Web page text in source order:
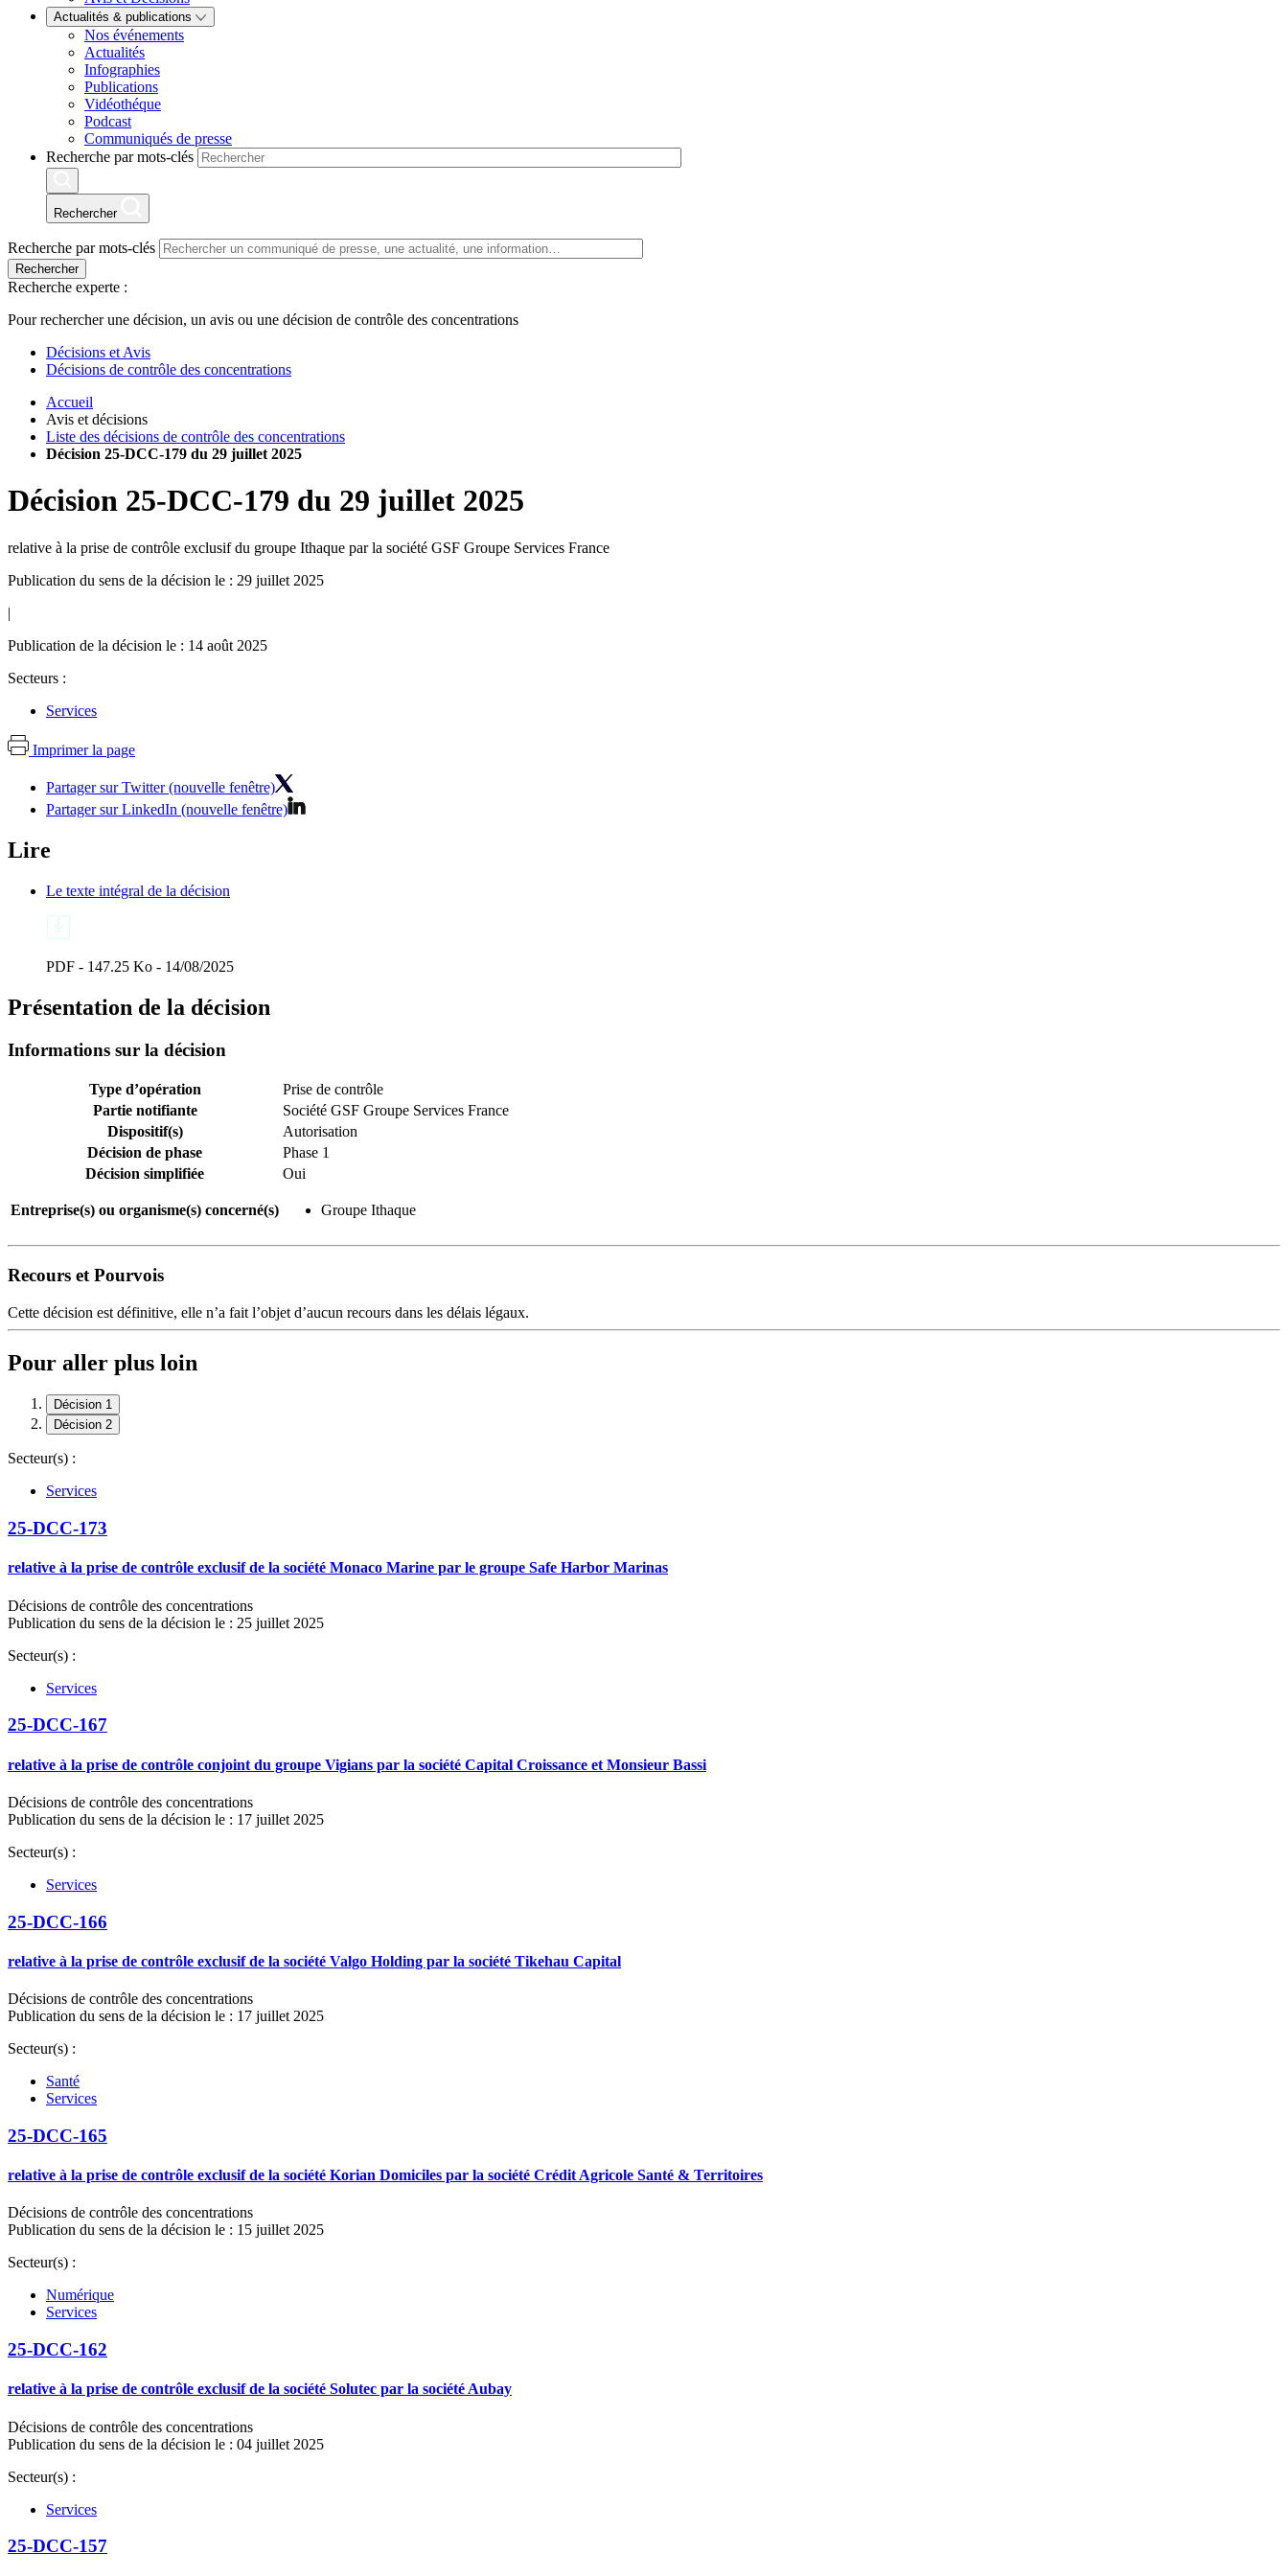
Actualités & publications
Nos événements
Actualités
Infographies
Publications
Vidéothéque
Podcast
Communiqués de presse
Recherche par mots-clés
Rechercher
Recherche par mots-clés
Rechercher
Recherche experte :
Pour rechercher une décision, un avis ou une décision de contrôle des concentrations
Décisions et Avis
Décisions de contrôle des concentrations
Accueil
Avis et décisions
Liste des décisions de contrôle des concentrations
Décision 25-DCC-179 du 29 juillet 2025
Décision 25-DCC-179 du 29 juillet 2025
relative à la prise de contrôle exclusif du groupe Ithaque par la société GSF Groupe Services France
Publication du sens de la décision le : 29 juillet 2025
|
Publication de la décision le : 14 août 2025
Secteurs :
Services
Imprimer la page
Partager sur Twitter (nouvelle fenêtre)
Partager sur LinkedIn (nouvelle fenêtre)
Lire
Le texte intégral de la décision
PDF - 147.25 Ko - 14/08/2025
Présentation de la décision
Informations sur la décision
Type d’opération
Prise de contrôle
Partie notifiante
Société GSF Groupe Services France
Dispositif(s)
Autorisation
Décision de phase
Phase 1
Décision simplifiée
Oui
Entreprise(s) ou organisme(s) concerné(s) Groupe Ithaque
Recours et Pourvois
Cette décision est définitive, elle n’a fait l’objet d’aucun recours dans les délais légaux.
Pour aller plus loin
Décision 1
Décision 2
Secteur(s) :
Services
25-DCC-173
relative à la prise de contrôle exclusif de la société Monaco Marine par le groupe Safe Harbor Marinas
Décisions de contrôle des concentrations
Publication du sens de la décision le : 25 juillet 2025
Secteur(s) :
Services
25-DCC-167
relative à la prise de contrôle conjoint du groupe Vigians par la société Capital Croissance et Monsieur Bassi
Décisions de contrôle des concentrations
Publication du sens de la décision le : 17 juillet 2025
Secteur(s) :
Services
25-DCC-166
relative à la prise de contrôle exclusif de la société Valgo Holding par la société Tikehau Capital
Décisions de contrôle des concentrations
Publication du sens de la décision le : 17 juillet 2025
Secteur(s) :
Santé
Services
25-DCC-165
relative à la prise de contrôle exclusif de la société Korian Domiciles par la société Crédit Agricole Santé & Territoires
Décisions de contrôle des concentrations
Publication du sens de la décision le : 15 juillet 2025
Secteur(s) :
Numérique
Services
25-DCC-162
relative à la prise de contrôle exclusif de la société Solutec par la société Aubay
Décisions de contrôle des concentrations
Publication du sens de la décision le : 04 juillet 2025
Secteur(s) :
Services
25-DCC-157